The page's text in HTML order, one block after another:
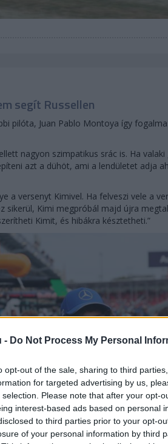
- Do Not Process My Personal
opt-out of the sale, sharing to third
for targeted advertising by us,
Please note that after your opt-
interest-based ads based on personal
to third parties prior to your opt-
of your personal information by third
segít Russellen
pilóta, Juan Pablo Montoya így
nagyon szimpatikus srác is. Ha valaki
azt a dühöt, ami a lendületet adja
a versenyt Kimivel. Ha felveszi vele a
sikerül, Kimi megpróbál majd újra
Kimit, és hibákra késztetheti.”